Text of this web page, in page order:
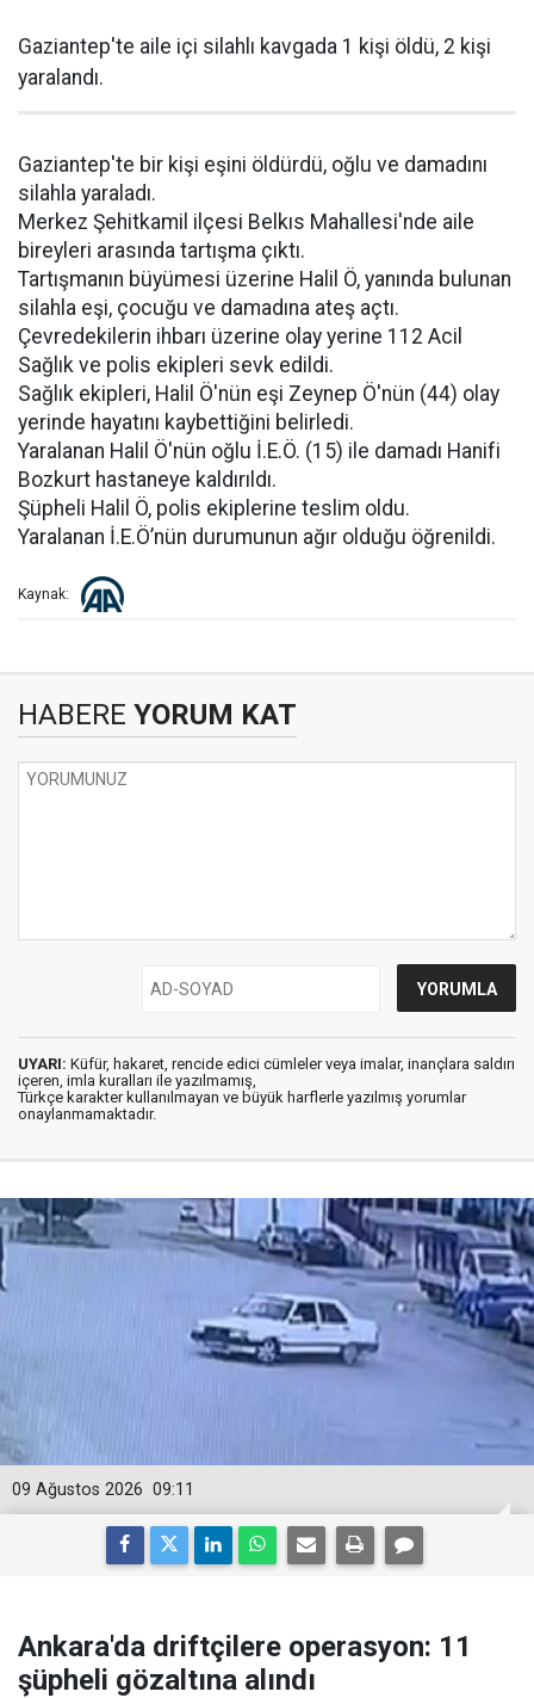
Gaziantep'te aile içi silahlı kavgada 1 kişi öldü, 2 kişi
yaralandı.
Gaziantep'te bir kişi eşini öldürdü, oğlu ve damadını
silahla yaraladı.
Merkez Şehitkamil ilçesi Belkıs Mahallesi'nde aile
bireyleri arasında tartışma çıktı.
Tartışmanın büyümesi üzerine Halil Ö, yanında bulunan
silahla eşi, çocuğu ve damadına ateş açtı.
Çevredekilerin ihbarı üzerine olay yerine 112 Acil
Sağlık ve polis ekipleri sevk edildi.
Sağlık ekipleri, Halil Ö'nün eşi Zeynep Ö'nün (44) olay
yerinde hayatını kaybettiğini belirledi.
Yaralanan Halil Ö'nün oğlu İ.E.Ö. (15) ile damadı Hanifi
Bozkurt hastaneye kaldırıldı.
Şüpheli Halil Ö, polis ekiplerine teslim oldu.
Yaralanan İ.E.Ö’nün durumunun ağır olduğu öğrenildi.
Kaynak:
HABERE YORUM KAT
UYARI: Küfür, hakaret, rencide edici cümleler veya imalar, inançlara saldırı
içeren, imla kuralları ile yazılmamış,
Türkçe karakter kullanılmayan ve büyük harflerle yazılmış yorumlar
onaylanmamaktadır.
09:11
09 Ağustos 2026
Ankara'da driftçilere operasyon: 11
şüpheli gözaltına alındı